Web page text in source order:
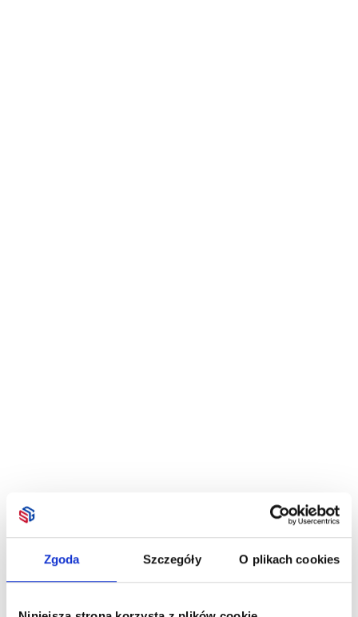
Zgoda Szczegóły O plikach cookies